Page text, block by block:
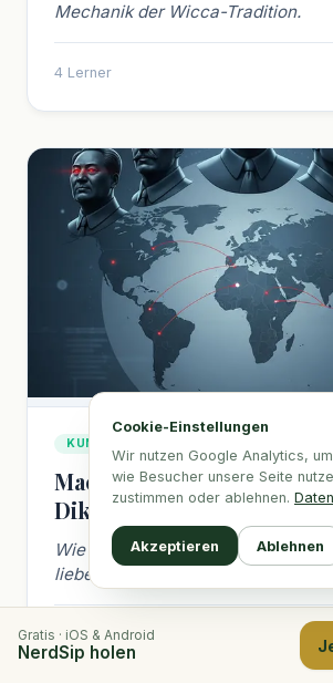
Gratis · iOS & Android
NerdSip holen
Cookie-Einstellungen
Wir nutzen Google Analytics,
wie Besucher unsere Seite
zustimmen oder ablehnen.
Akzeptieren Ablehnen
Mechanik der Wicca-Tradition.
4 Lerner
KUNST & KULTUR
Machtrausch: Das
Diktatoren
Wie bringen Diktatoren Millionen
lieben?
5 Lerner